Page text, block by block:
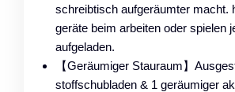
schreibtisch aufgeräumter macht.
geräte beim arbeiten oder spielen
aufgeladen.
【Geräumiger Stauraum】
stoffschubladen & 1 geräumiger